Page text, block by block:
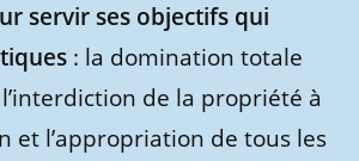
servir ses objectifs qui
: la domination totale
de la propriété à
et l’appropriation de tous les